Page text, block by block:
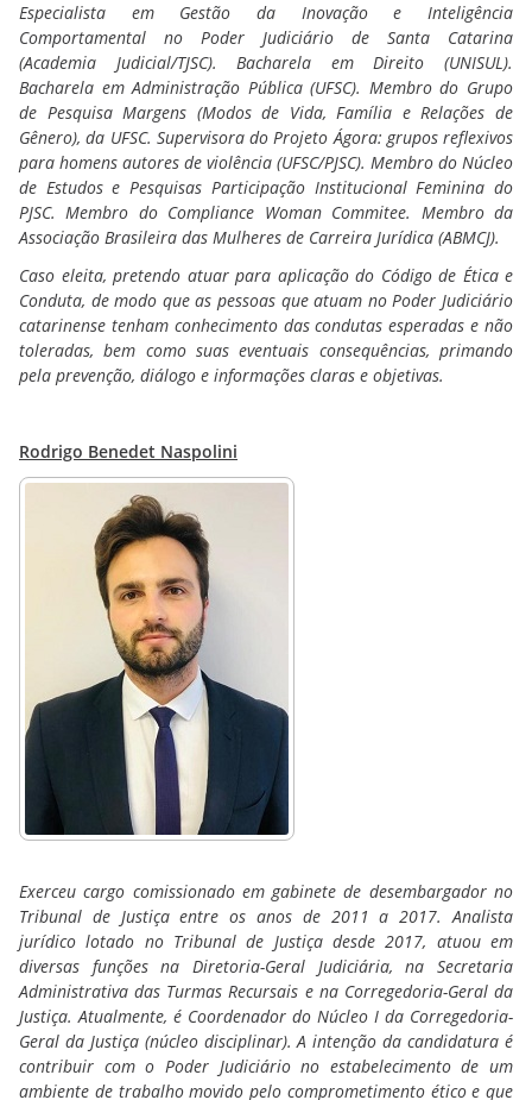
Especialista em Gestão da Inovação e Inteligência
Comportamental no Poder Judiciário de Santa Catarina
(Academia Judicial/TJSC). Bacharela em Direito (UNISUL).
Bacharela em Administração Pública (UFSC). Membro do Grupo
de Pesquisa Margens (Modos de Vida, Família e Relações de
Gênero), da UFSC. Supervisora do Projeto Ágora: grupos reflexivos
para homens autores de violência (UFSC/PJSC). Membro do Núcleo
de Estudos e Pesquisas Participação Institucional Feminina do
PJSC. Membro do Compliance Woman Commitee. Membro da
Associação Brasileira das Mulheres de Carreira Jurídica (ABMCJ).
Caso eleita, pretendo atuar para aplicação do Código de Ética e
Conduta, de modo que as pessoas que atuam no Poder Judiciário
catarinense tenham conhecimento das condutas esperadas e não
toleradas, bem como suas eventuais consequências, primando
pela prevenção, diálogo e informações claras e objetivas.
Rodrigo Benedet Naspolini
Exerceu cargo comissionado em gabinete de desembargador no
Tribunal de Justiça entre os anos de 2011 a 2017. Analista
jurídico lotado no Tribunal de Justiça desde 2017, atuou em
diversas funções na Diretoria-Geral Judiciária, na Secretaria
Administrativa das Turmas Recursais e na Corregedoria-Geral da
Justiça. Atualmente, é Coordenador do Núcleo I da Corregedoria-
Geral da Justiça (núcleo disciplinar). A intenção da candidatura é
contribuir com o Poder Judiciário no estabelecimento de um
ambiente de trabalho movido pelo comprometimento ético e que